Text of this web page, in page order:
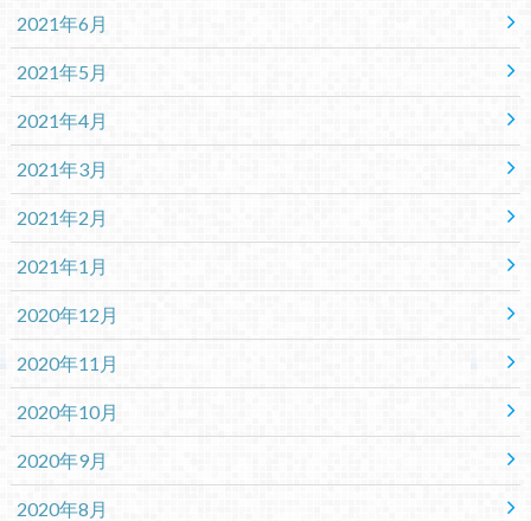
2021年6月
2021年5月
2021年4月
2021年3月
2021年2月
2021年1月
2020年12月
2020年11月
2020年10月
2020年9月
2020年8月